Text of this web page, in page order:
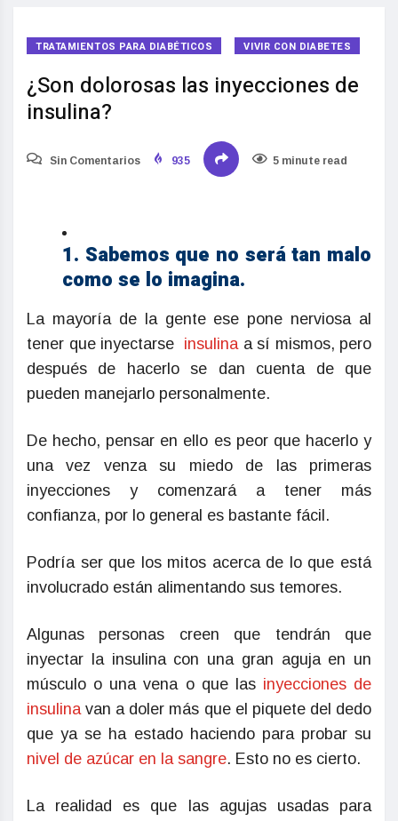
TRATAMIENTOS PARA DIABÉTICOS VIVIR CON DIABETES
¿Son dolorosas las inyecciones de
insulina?
Sin Comentarios 935 5 minute read
1. Sabemos que no será tan malo
como se lo imagina.
La mayoría de la gente ese pone nerviosa al
tener que inyectarse insulinaa sí mismos, pero
después de hacerlo se dan cuenta de que
pueden manejarlo personalmente.
De hecho, pensar en ello es peor que hacerlo y
una vez venza su miedo de las primeras
inyecciones y comenzará a tener más
confianza, por lo general es bastante fácil.
Podría ser que los mitos acerca de lo que está
involucrado están alimentando sus temores.
Algunas personas creen que tendrán que
inyectar la insulina con una gran aguja en un
músculo o una vena o que lasinyecciones de
insulinavan a doler más que el piquete del dedo
que ya se ha estado haciendo para probar su
nivel de azúcar en la sangre. Esto no es cierto.
La realidad es que las agujas usadas para